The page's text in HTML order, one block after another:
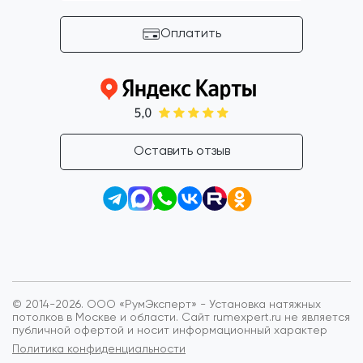
Оплатить
Оставить отзыв
© 2014-2026. ООО «РумЭксперт» - Установка натяжных
потолков в Москве и области. Сайт rumexpert.ru не является
публичной офертой и носит информационный характер
Политика конфиденциальности